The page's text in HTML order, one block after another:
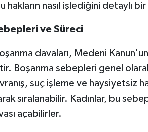
hakların nasıl işlediğini detaylı
ve Süreci
davaları, Medeni
Boşanma sebepleri genel
suç işleme ve
sıralanabilir. Kadınlar, bu
açabilirler.